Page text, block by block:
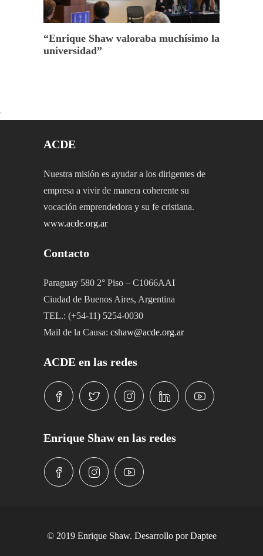
“Enrique Shaw valoraba muchísimo la
universidad”
ACDE
Nuestra misión es ayudar a los dirigentes de
empresa a vivir de manera coherente su
vocación emprendedora y su fe cristiana.
www.acde.org.ar
Contacto
Paraguay 580 2° Piso – C1066AAI
Ciudad de Buenos Aires, Argentina
TEL.: (+54-11) 5254-0030
Mail de la Causa: cshaw@acde.org.ar
ACDE en las redes
Enrique Shaw en las redes
© 2019 Enrique Shaw. Desarrollo porDaptee